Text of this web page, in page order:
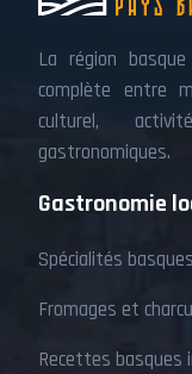
La région
complète entre
culturel,
gastronomiques.
Gastronomie
Spécialités
Fromages et
Recettes basques